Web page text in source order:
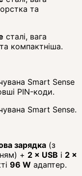
та
сталі, вага
компактніша.
Smart Sense
PIN-коди.
Smart Sense.
зарядка (з
+ 2 × USB і 2 ×
96 W адаптер.